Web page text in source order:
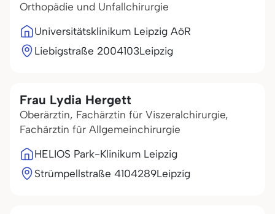
Orthopädie und Unfallchirurgie
Universitätsklinikum Leipzig AöR
Liebigstraße 2004103Leipzig
Frau Lydia Hergett
Oberärztin, Fachärztin für Viszeralchirurgie,
Fachärztin für Allgemeinchirurgie
HELIOS Park-Klinikum Leipzig
Strümpellstraße 4104289Leipzig